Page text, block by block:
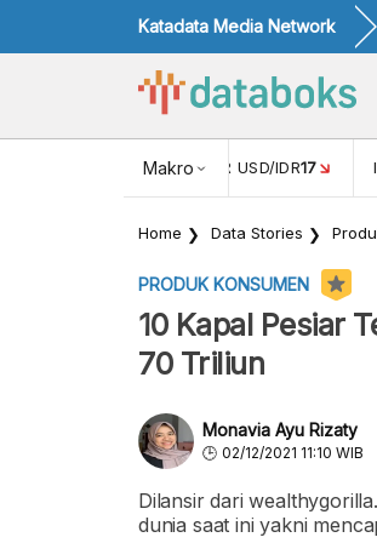
Katadata Media Network
Makro
NILAI TUKAR USD/IDR17
Home Data Stories
PRODUK KONSUMEN
10 Kapal Pesiar
70 Triliun
Monavia Ayu Rizaty
02/12/2021 11:10 WIB
Dilansir dari
dunia saat ini yakni